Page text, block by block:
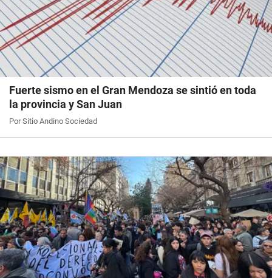
Fuerte sismo en el Gran Mendoza se sintió en toda
la provincia y San Juan
Por Sitio Andino Sociedad